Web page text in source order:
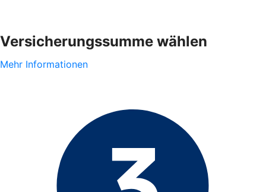
Versicherungssumme wählen
Mehr Informationen